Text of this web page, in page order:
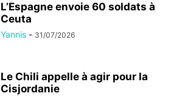
L’Espagne envoie 60 soldats à
Ceuta
Yannis - 31/07/2026
Le Chili appelle à agir pour la
Cisjordanie